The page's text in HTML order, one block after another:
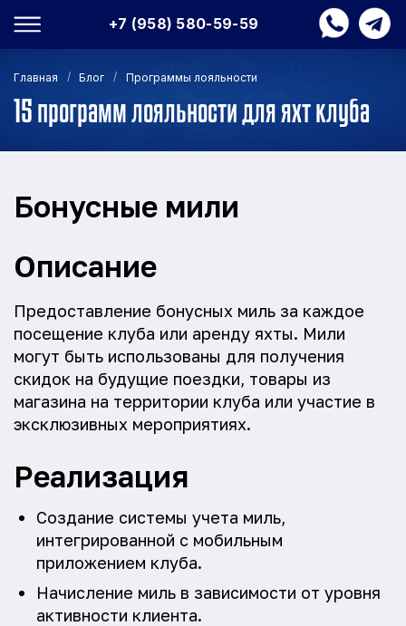
+7 (958) 580-59-59
Главная / Блог / Программы лояльности
15 программ лояльности для яхт клуба
Бонусные мили
Описание
Предоставление бонусных миль за каждое
посещение клуба или аренду яхты. Мили
могут быть использованы для получения
скидок на будущие поездки, товары из
магазина на территории клуба или участие в
эксклюзивных мероприятиях.
Реализация
Создание системы учета миль,
интегрированной с мобильным
приложением клуба.
Начисление миль в зависимости от уровня
активности клиента.